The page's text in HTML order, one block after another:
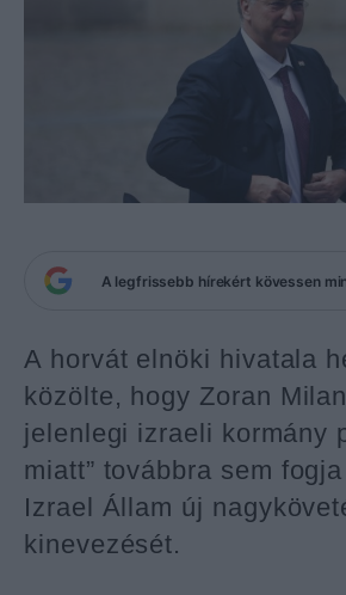
A legfrissebb hírekért kövessen
A horvát elnöki hivatala
közölte, hogy Zoran
jelenlegi izraeli kormány
miatt” továbbra sem
Izrael Állam új
kinevezését.